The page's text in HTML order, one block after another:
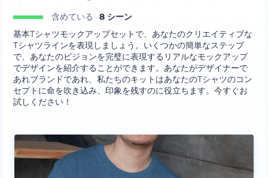
含めている
8 シーン
基本Tシャツモックアップセットで、あなたのクリエイティブな
Tシャツラインを表現しましょう。いくつかの簡単なステップ
で、あなたのビジョンを完璧に表現するリアルなモックアップ
でデザインを紹介することができます。あなたがデザイナーで
あれブランドであれ、私たちのキットはあなたのTシャツのコン
セプトに命を吹き込み、印象を残すのに役立ちます。今すぐお
試しください！